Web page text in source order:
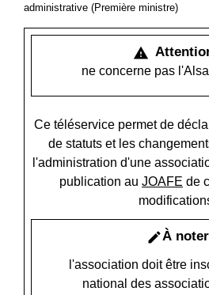
administrative (Première ministre)
warning
ne concerne pas
Ce téléservice permet de
de statuts et les
l'administration d'une
publication au JOAFE de
editÀ noter
l'association doit être
national des